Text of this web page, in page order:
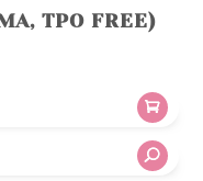
TPO FREE)